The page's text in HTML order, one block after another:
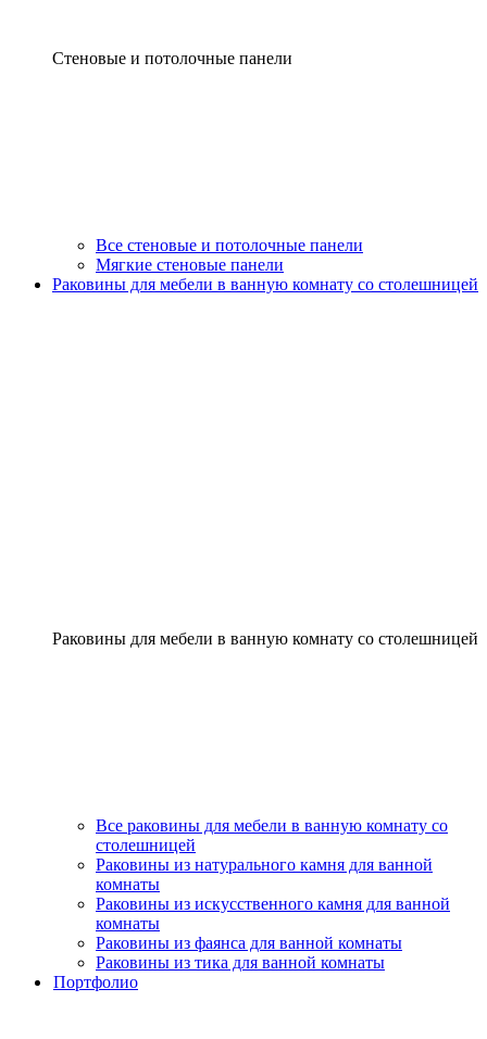
Стеновые и потолочные панели
Все стеновые и потолочные панели
Мягкие стеновые панели
Раковины для мебели в ванную комнату со столешницей
Раковины для мебели в ванную комнату со столешницей
Все раковины для мебели в ванную комнату со
столешницей
Раковины из натурального камня для ванной
комнаты
Раковины из искусственного камня для ванной
комнаты
Раковины из фаянса для ванной комнаты
Раковины из тика для ванной комнаты
Портфолио